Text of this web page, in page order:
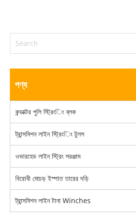
পণ্য
কন্ডাক্টর পুলি স্ট্রিংিং ব্লক
ট্রান্সমিশন লাইন স্ট্রিংিং টুলস
ওভারহেড লাইন স্ট্রিং সরঞ্জাম
বিরোধী মোচড় ইস্পাত তারের দড়ি
ট্রান্সমিশন লাইন টানা Winches